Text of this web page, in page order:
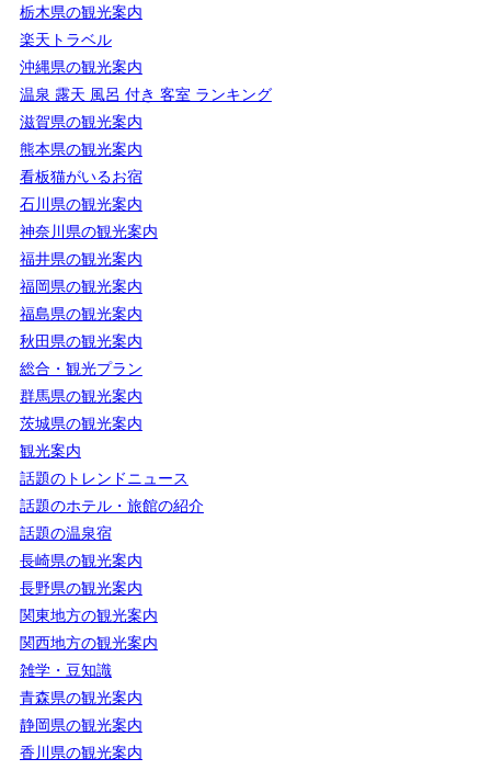
栃木県の観光案内
楽天トラベル
沖縄県の観光案内
温泉 露天 風呂 付き 客室 ランキング
滋賀県の観光案内
熊本県の観光案内
看板猫がいるお宿
石川県の観光案内
神奈川県の観光案内
福井県の観光案内
福岡県の観光案内
福島県の観光案内
秋田県の観光案内
総合・観光プラン
群馬県の観光案内
茨城県の観光案内
観光案内
話題のトレンドニュース
話題のホテル・旅館の紹介
話題の温泉宿
長崎県の観光案内
長野県の観光案内
関東地方の観光案内
関西地方の観光案内
雑学・豆知識
青森県の観光案内
静岡県の観光案内
香川県の観光案内